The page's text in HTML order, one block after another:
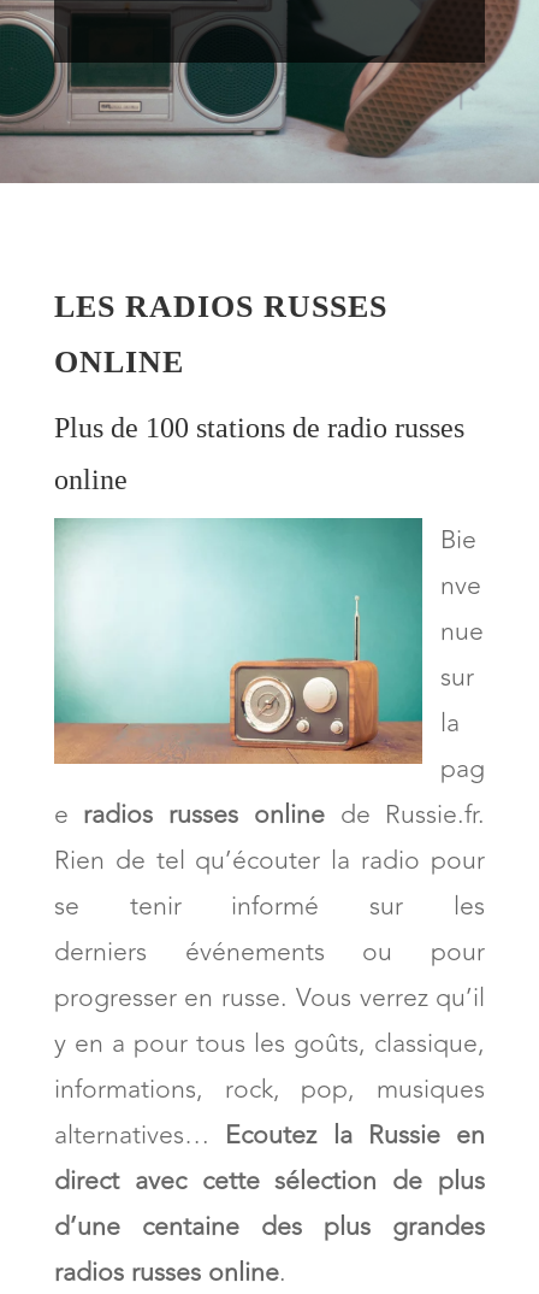
LES RADIOS RUSSES
ONLINE
Plus de 100 stations de radio russes
online
Bie
nve
nue
sur
la
pag
e radios russes onlinede Russie.fr.
Rien de tel qu’écouter la radio pour
se tenir informé sur les
derniers événements ou pour
progresser en russe. Vous verrez qu’il
y en a pour tous les goûts, classique,
informations, rock, pop, musiques
alternatives… Ecoutez la Russie en
directavec cette sélection de plus
d’une centaine des plus grandes
radios russes online.